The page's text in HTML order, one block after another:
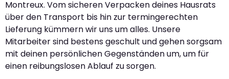
Montreux. Vom sicheren Verpacken deines Hausrats
über den Transport bis hin zur termingerechten
Lieferung kümmern wir uns um alles. Unsere
Mitarbeiter sind bestens geschult und gehen sorgsam
mit deinen persönlichen Gegenständen um, um für
einen reibungslosen Ablauf zu sorgen.